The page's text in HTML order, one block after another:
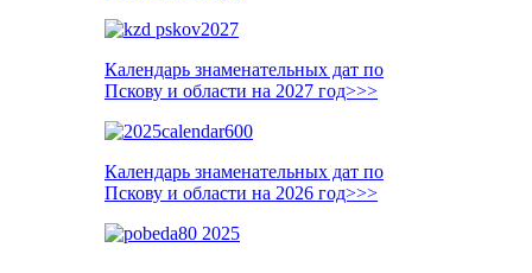
Календарь знаменательных дат по
Пскову и области на 2027 год>>>
Календарь знаменательных дат по
Пскову и области на 2026 год>>>